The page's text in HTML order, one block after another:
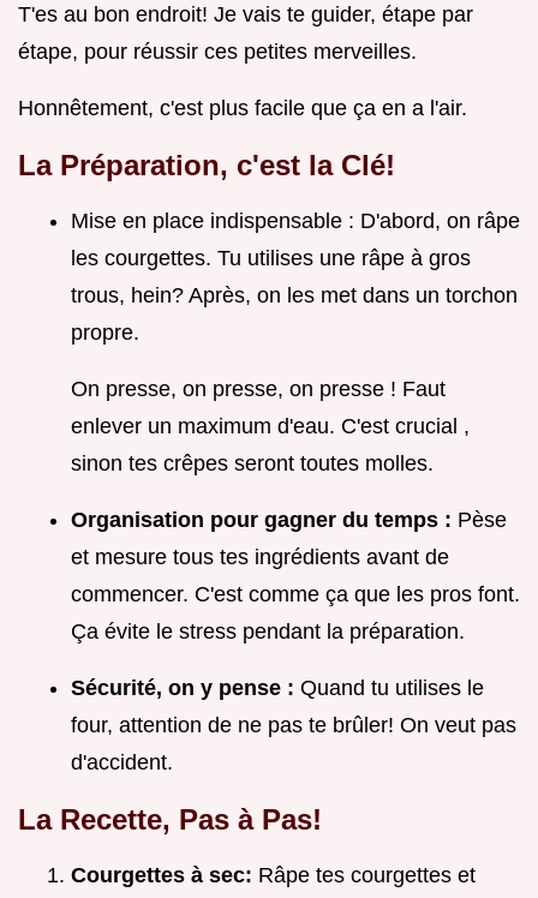
T'es au bon endroit! Je vais te guider, étape par
étape, pour réussir ces petites merveilles.
Honnêtement, c'est plus facile que ça en a l'air.
La Préparation, c'est la Clé!
Mise en place indispensable : D'abord, on râpe
les courgettes. Tu utilises une râpe à gros
trous, hein? Après, on les met dans un torchon
propre.
On presse, on presse, on presse ! Faut
enlever un maximum d'eau. C'est crucial ,
sinon tes crêpes seront toutes molles.
Organisation pour gagner du temps : Pèse
et mesure tous tes ingrédients avant de
commencer. C'est comme ça que les pros font.
Ça évite le stress pendant la préparation.
Sécurité, on y pense : Quand tu utilises le
four, attention de ne pas te brûler! On veut pas
d'accident.
La Recette, Pas à Pas!
Courgettes à sec: Râpe tes courgettes et